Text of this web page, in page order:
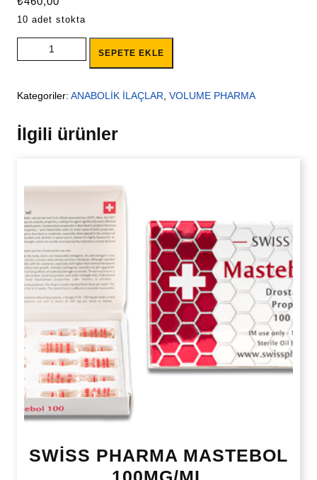
10 adet stokta
VOLUME PHARMA DECANOATE 250MG adet
SEPETE EKLE
Kategoriler: ANABOLİK İLAÇLAR, VOLUME PHARMA
İlgili ürünler
SWİSS PHARMA MASTEBOL